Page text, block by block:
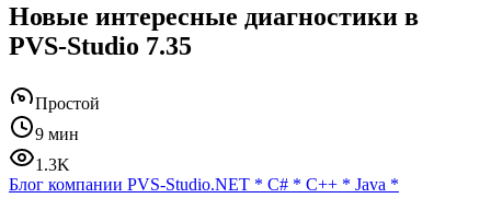
Новые интересные диагностики в
PVS-Studio 7.35
Простой
9 мин
1.3K
Блог компании PVS-Studio.NET * C# * C++ * Java *